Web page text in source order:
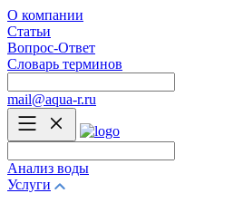
О компании
Статьи
Вопрос-Ответ
Словарь терминов
mail@aqua-r.ru
Анализ воды
Услуги